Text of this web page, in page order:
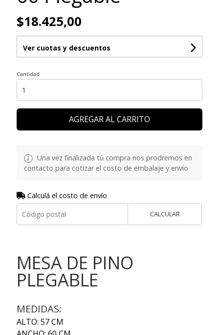
$18.425,00
Ver cuotas y descuentos
Cantidad
AGREGAR AL CARRITO
Una vez finalizada tú compra nos prodremos en
contacto para cotizar el costo de embalaje y envío
Calculá el costo de envío
CALCULAR
MESA DE PINO
PLEGABLE
MEDIDAS:
ALTO: 57 CM